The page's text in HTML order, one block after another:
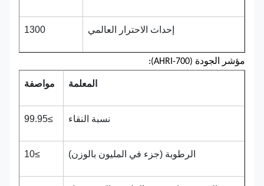
إحداث الاحترار العالمي 1300
مؤشر الجودة (AHRI-700):
المعلمة مواصفة
نسبة النقاء ≥99.95
الرطوبة (جزء في المليون بالوزن)